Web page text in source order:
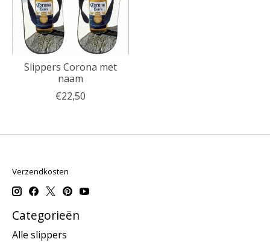
Slippers Corona met
naam
€22,50
Verzendkosten
Categorieën
Alle slippers